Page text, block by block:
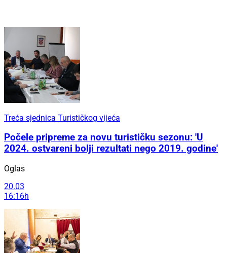
Treća sjednica Turističkog vijeća
Počele pripreme za novu turističku sezonu: 'U
2024. ostvareni bolji rezultati nego 2019. godine'
Oglas
20.03
16:16h